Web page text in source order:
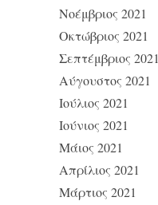
Νοέμβριος 2021
Οκτώβριος 2021
Σεπτέμβριος 2021
Αύγουστος 2021
Ιούλιος 2021
Ιούνιος 2021
Μάιος 2021
Απρίλιος 2021
Μάρτιος 2021